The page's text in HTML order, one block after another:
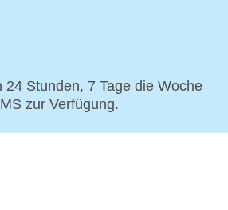
Stunden, 7 Tage die Woche
zur Verfügung.